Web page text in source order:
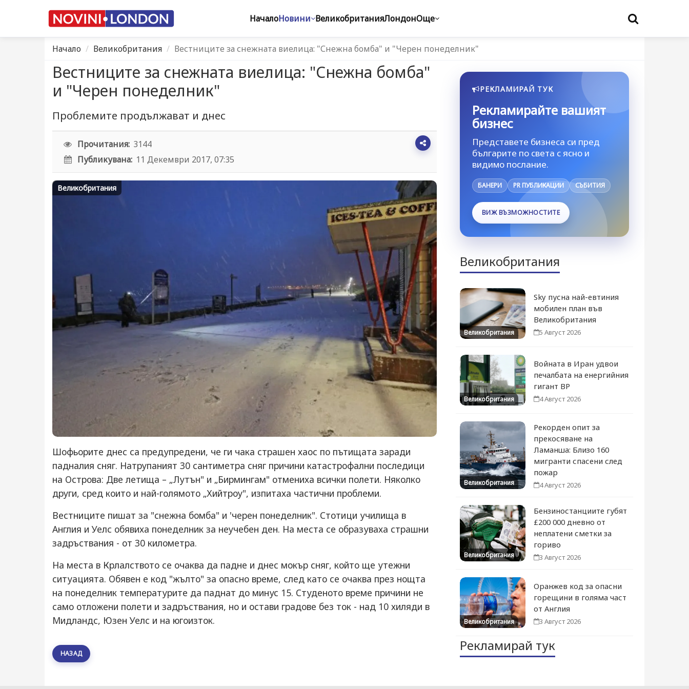
НачалоНовини ВеликобританияЛондонОще
Начало Великобритания Вестниците за снежната виелица: "Снежна бомба" и "Черен понеделник"
Вестниците за снежната виелица: "Снежна бомба"
и "Черен понеделник"
Проблемите продължават и днес
Прочитания: 3144
Публикувана: 11 Декември 2017, 07:35
Великобритания
Шофьорите днес са предупредени, че ги чака страшен хаос по пътищата заради
падналия сняг. Натрупаният 30 сантиметра сняг причини катастрофални последици
на Острова: Две летища – „Лутън" и „Бирмингам" отмениха всички полети. Няколко
други, сред които и най-голямото „Хийтроу", изпитаха частични проблеми.
Вестниците пишат за "снежна бомба" и 'черен понеделник". Стотици училища в
Англия и Уелс обявиха понеделник за неучебен ден. На места се образуваха страшни
задръствания - от 30 километра.
На места в Крлалството се очаква да падне и днес мокър сняг, който ще утежни
ситуацията. Обявен е код "жълто" за опасно време, след като се очаква през нощта
на понеделник температурите да паднат до минус 15. Студеното време причини не
само отложени полети и задръствания, но и остави градове без ток - над 10 хиляди в
Мидландс, Юзен Уелс и на югоизток.
НАЗАД
РЕКЛАМИРАЙ ТУК
Рекламирайте вашият
бизнес
Представете бизнеса си пред
българите по света с ясно и
видимо послание.
БАНЕРИ PR ПУБЛИКАЦИИ СЪБИТИЯ
ВИЖ ВЪЗМОЖНОСТИТЕ
Великобритания
Великобритания
Sky пусна най-евтиния
мобилен план във
Великобритания
5 Август 2026
Великобритания
Войната в Иран удвои
печалбата на енергийния
гигант BP
4 Август 2026
Великобритания
Рекорден опит за
прекосяване на
Ламанша: Близо 160
мигранти спасени след
пожар
4 Август 2026
Великобритания
Бензиностанциите губят
£200 000 дневно от
неплатени сметки за
гориво
3 Август 2026
Великобритания
Оранжев код за опасни
горещини в голяма част
от Англия
3 Август 2026
Рекламирай тук